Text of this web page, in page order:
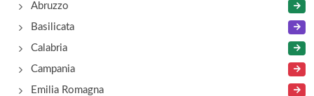
Bialetti industrie
S.P. 125, Km 1,6 , Ioannis Aiello del Friuli
Abruzzo
Basilicata
Calabria
Campania
Emilia Romagna